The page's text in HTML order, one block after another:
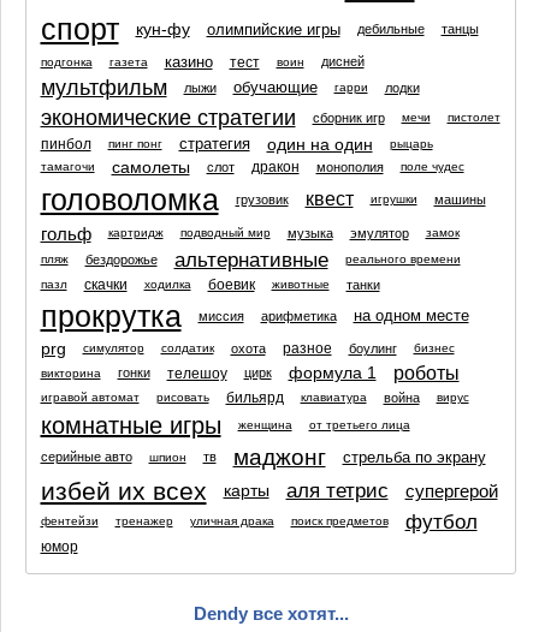
спорт
кун-фу олимпийские игры дебильные танцы
подгонка газета казино тест воин дисней
мультфильм лыжи обучающие гарри лодки
экономические стратегии сборник игр мечи пистолет
пинбол пинг понг стратегия один на один
рыцарь
тамагочи
самолеты слот дракон монополия поле чудес
головоломка грузовик квест игрушки машины
гольф картридж подводный мир музыка эмулятор
замок
пляж
бездорожье альтернативные
реального времени
пазл
скачки ходилка боевик животные танки
прокрутка миссия арифметика на одном месте
prg симулятор солдатик охота разное боулинг
бизнес
викторина
гонки телешоу цирк формула 1 роботы
игравой автомат рисовать бильярд клавиатура война вирус
комнатные игры женщина от третьего лица
серийные авто шпион тв маджонг стрельба по экрану
избей их всех карты аля тетрис супергерой
фентейзи тренажер уличная драка поиск предметов футбол
юмор
Dendy все хотят...